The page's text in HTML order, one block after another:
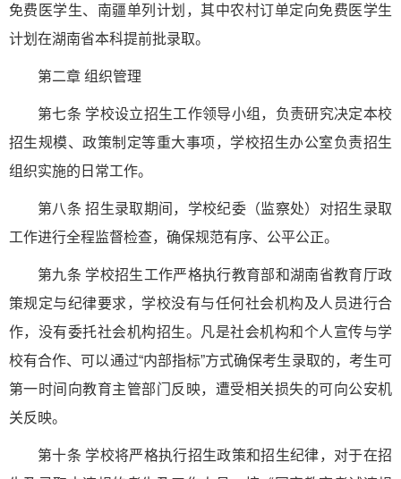
免费医学生、南疆单列计划，其中农村订单定向免费医学生
计划在湖南省本科提前批录取。
第二章 组织管理
第七条 学校设立招生工作领导小组，负责研究决定本校
招生规模、政策制定等重大事项，学校招生办公室负责招生
组织实施的日常工作。
第八条 招生录取期间，学校纪委（监察处）对招生录取
工作进行全程监督检查，确保规范有序、公平公正。
第九条 学校招生工作严格执行教育部和湖南省教育厅政
策规定与纪律要求，学校没有与任何社会机构及人员进行合
作，没有委托社会机构招生。凡是社会机构和个人宣传与学
校有合作、可以通过“内部指标”方式确保考生录取的，考生可
第一时间向教育主管部门反映，遭受相关损失的可向公安机
关反映。
第十条 学校将严格执行招生政策和招生纪律，对于在招